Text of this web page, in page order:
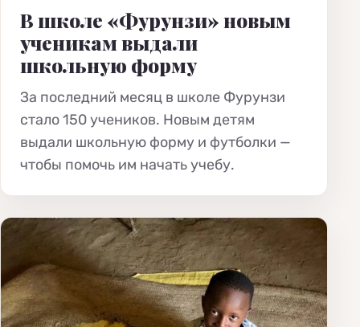
В школе «Фурунзи» новым
ученикам выдали
школьную форму
За последний месяц в школе Фурунзи
стало 150 учеников. Новым детям
выдали школьную форму и футболки —
чтобы помочь им начать учебу.